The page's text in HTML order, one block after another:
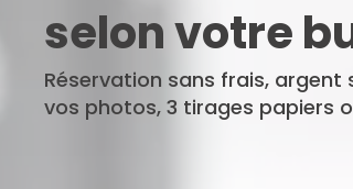
selon votre
Réservation sans frais,
vos photos, 3 tirages papiers